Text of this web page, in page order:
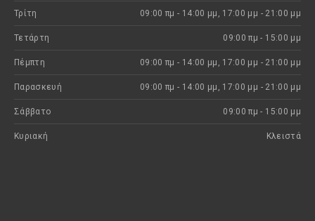
Τρίτη 09:00 πμ - 14:00 μμ, 17:00 μμ - 21:00 μμ
Τετάρτη 09:00 πμ - 15:00 μμ
Πέμπτη 09:00 πμ - 14:00 μμ, 17:00 μμ - 21:00 μμ
Παρασκευή 09:00 πμ - 14:00 μμ, 17:00 μμ - 21:00 μμ
Σάββατο 09:00 πμ - 15:00 μμ
Κυριακή Kλειστά